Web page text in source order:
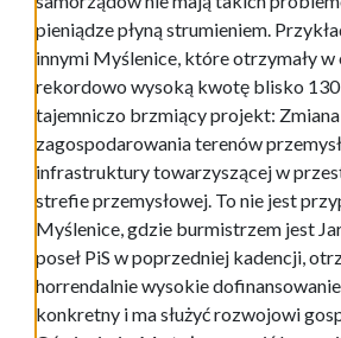
pieniądze płyną strumieniem.
innymi Myślenice, które otrzymały
rekordowo wysoką kwotę blisko 130
tajemniczo brzmiący projekt: Zmiana
zagospodarowania terenów
infrastruktury towarzyszącej w
strefie przemysłowej. To nie jest
Myślenice, gdzie burmistrzem jest
poseł PiS w poprzedniej kadencji,
horrendalnie wysokie
konkretny i ma służyć rozwojowi